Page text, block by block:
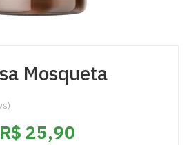
Mosqueta
R$ 25,90